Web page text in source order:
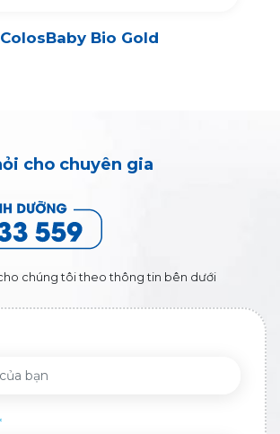
Colos Fresh Milk
cho chuyên gia
chúng tôi theo thông tin bên dưới